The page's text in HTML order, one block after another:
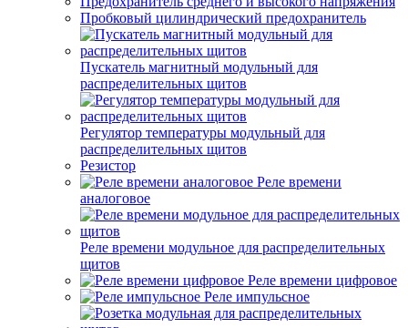
Пробковый цилиндрический предохранитель
Пускатель магнитный модульный для
распределительных щитов
Регулятор температуры модульный для
распределительных щитов
Резистор
Реле времени
аналоговое
Реле времени модульное для распределительных
щитов
Реле времени цифровое
Реле импульсное